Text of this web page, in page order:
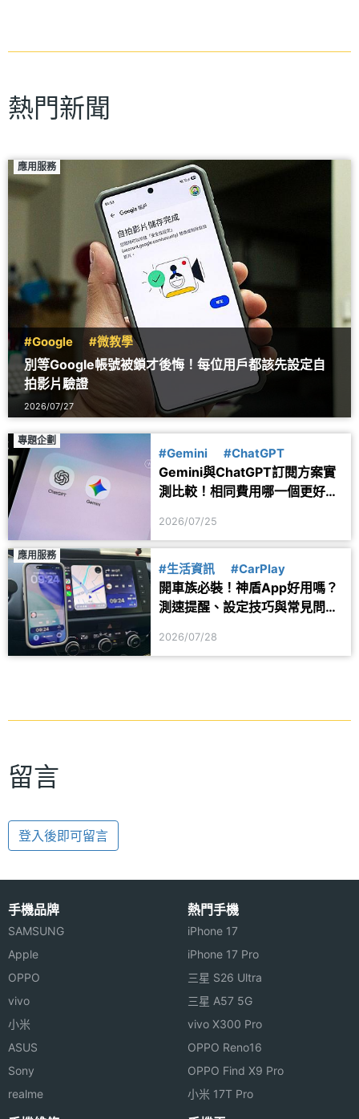
熱門新聞
應用服務
#Google #微教學
別等Google帳號被鎖才後悔！每位用戶都該先設定自
拍影片驗證
2026/07/27
專題企劃
#Gemini #ChatGPT
Gemini與ChatGPT訂閱方案實
測比較！相同費用哪一個更好
2026/07/25
應用服務
#生活資訊 #CarPlay
開車族必裝！神盾App好用嗎？
測速提醒、設定技巧與常見問題
2026/07/28
留言
登入後即可留言
手機品牌
SAMSUNG
Apple
OPPO
vivo
小米
ASUS
Sony
realme
熱門手機
iPhone 17
iPhone 17 Pro
三星 S26 Ultra
三星 A57 5G
vivo X300 Pro
OPPO Reno16
OPPO Find X9 Pro
小米 17T Pro